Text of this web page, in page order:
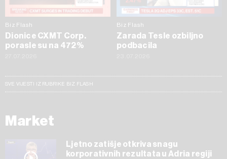
Biz Flash
Dionice CXMT Corp.
porasle su na 472%
Biz Flash
Zarada Tesle ozbiljno
podbacila
SVE VIJESTI IZ RUBRIKE BIZ FLASH
Market
Ljetno zatišje otkriva snagu
korporativnih rezultata u Adria regiji